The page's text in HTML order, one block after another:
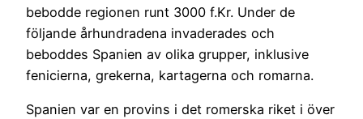
bebodde regionen runt 3000 f.Kr. Under de
följande århundradena invaderades och
beboddes Spanien av olika grupper, inklusive
fenicierna, grekerna, kartagerna och romarna.
Spanien var en provins i det romerska riket i över